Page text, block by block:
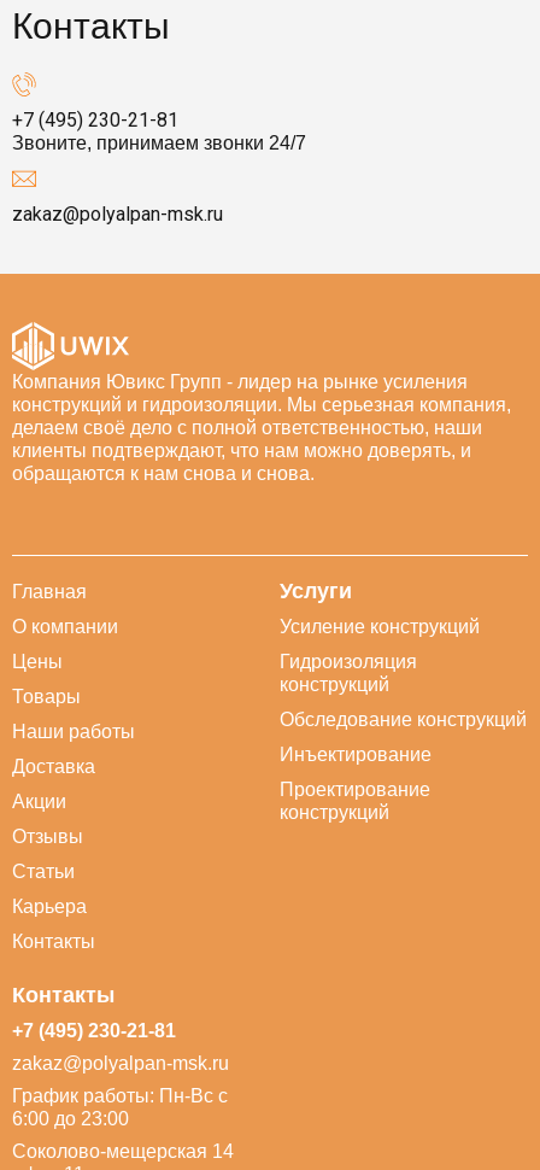
Контакты
+7 (495) 230-21-81
Звоните, принимаем звонки 24/7
zakaz@polyalpan-msk.ru
Компания Ювикс Групп - лидер на рынке усиления
конструкций и гидроизоляции. Мы серьезная компания,
делаем своё дело с полной ответственностью, наши
клиенты подтверждают, что нам можно доверять, и
обращаются к нам снова и снова.
Главная
О компании
Цены
Товары
Наши работы
Доставка
Акции
Отзывы
Статьи
Карьера
Контакты
Услуги
Усиление конструкций
Гидроизоляция
конструкций
Обследование конструкций
Инъектирование
Проектирование
конструкций
Контакты
+7 (495) 230-21-81
zakaz@polyalpan-msk.ru
График работы: Пн-Вс с
6:00 до 23:00
Соколово-мещерская 14